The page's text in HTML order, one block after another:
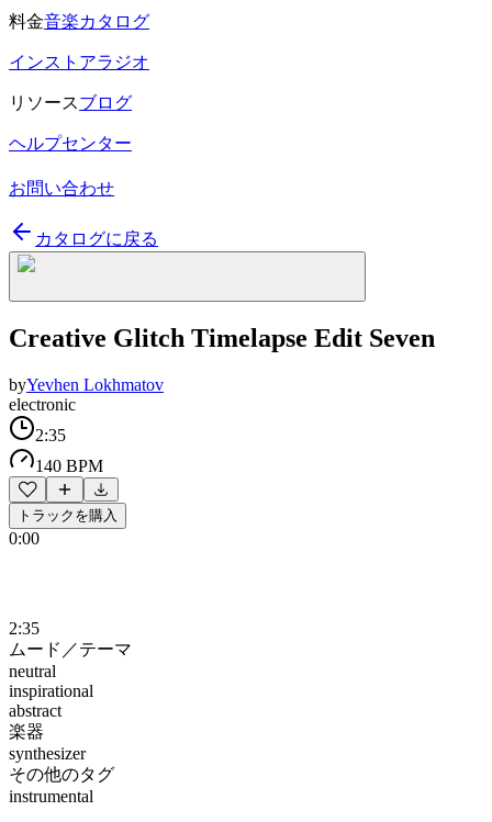
料金音楽カタログ
インストアラジオ
リソースブログ
ヘルプセンター
お問い合わせ
カタログに戻る
Creative Glitch Timelapse Edit Seven
byYevhen Lokhmatov
electronic
2:35
140 BPM
トラックを購入
0:00
2:35
ムード／テーマ
neutral
inspirational
abstract
楽器
synthesizer
その他のタグ
instrumental